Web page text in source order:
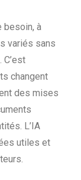
besoin, à
variés sans
changent
des mises
L’IA
utiles et